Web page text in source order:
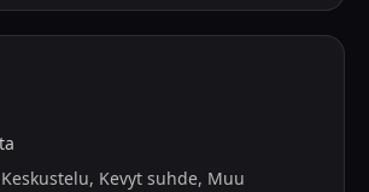
Kevyt suhde, Muu